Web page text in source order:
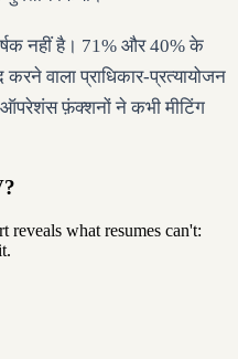
नहीं है। 71% और 40% के
वाला प्राधिकार-प्रत्यायोजन
ऑपरेशंस फ़ंक्शनों ने कभी मीटिंग
reveals what resumes can't: